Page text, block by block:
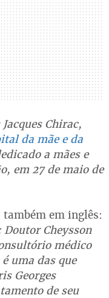
Chirac,
da mãe e da
a mães e
em 27 de maio de
em inglês:
Doutor Cheysson
médico
uma das que
Georges
de seu